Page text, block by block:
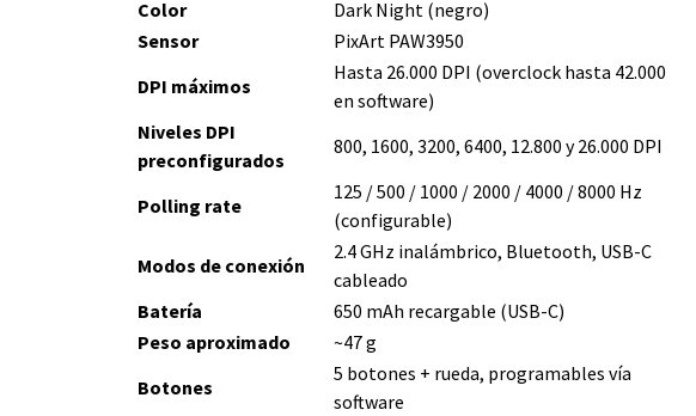
Color
Dark Night (negro)
Sensor
PixArt PAW3950
DPI máximos
Hasta 26.000 DPI (overclock hasta 42.000
en software)
Niveles DPI
preconfigurados
800, 1600, 3200, 6400, 12.800 y 26.000 DPI
Polling rate
125 / 500 / 1000 / 2000 / 4000 / 8000 Hz
(configurable)
Modos de conexión
2.4 GHz inalámbrico, Bluetooth, USB-C
cableado
Batería
650 mAh recargable (USB-C)
Peso aproximado
~47 g
Botones
5 botones + rueda, programables vía
software